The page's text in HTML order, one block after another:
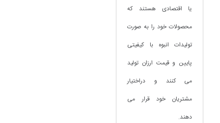
یا اقتصادی هستند که
محصولات خود را به صورت
تولیدات انبوه با کیفیتی
پایین و قیمت ارزان تولید
می کنند و دراختیار
مشتریان خود قرار می
دهند.